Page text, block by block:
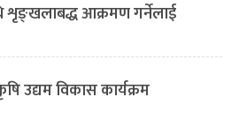
शृङ्खलाबद्ध आक्रमण गर्नेलाई
उद्यम विकास कार्यक्रम